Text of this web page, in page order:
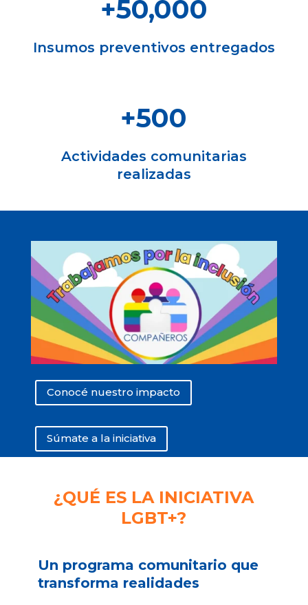
+50,000
Insumos preventivos entregados
+500
Actividades comunitarias
realizadas
Conocé nuestro impacto
Súmate a la iniciativa
¿QUÉ ES LA INICIATIVA
LGBT+?
Un programa comunitario que
transforma realidades